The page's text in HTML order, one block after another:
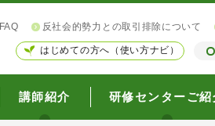
FAQ 反社会的勢力との取引排除について
はじめての方へ（使い方ナビ）
講師紹介 研修センターご紹